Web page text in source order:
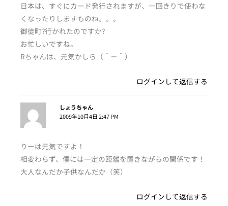
日本は、すぐにカード発行されますが、一回きりで使わな
くなったりしますものね。。。
御徒町?行かれたのですか?
お忙しいですね。
Rちゃんは、元気かしら（＾－＾）
ログインして返信する
しょうちゃん
2009年10月4日 2:47 PM
りーは元気ですよ！
相変わらず、僕には一定の距離を置きながらの関係です！
大人なんだか子供なんだか（笑）
ログインして返信する